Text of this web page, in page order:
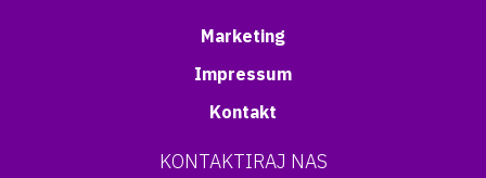
Marketing
Impressum
Kontakt
KONTAKTIRAJ NAS